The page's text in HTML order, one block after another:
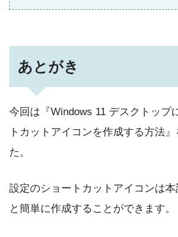
あとがき
今回は『Windows 11 デスクトップ
トカットアイコンを作成する方法
た。
設定のショートカットアイコンは本
と簡単に作成することができます。